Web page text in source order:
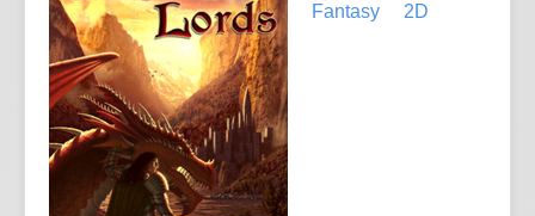
Fantasy
2D